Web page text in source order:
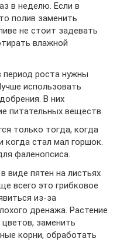
в неделю. Если в
полив заменить
не стоит задевать
влажной
период роста нужны
использовать
В них
питательных веществ.
только тогда, когда
когда стал мал горшок.
фаленопсиса.
виде пятен на листьях
всего это грибковое
из-за
дренажа. Растение
заменить
корни, обработать